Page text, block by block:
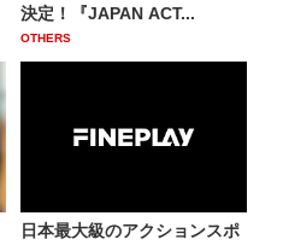
決定！『JAPAN ACT...
OTHERS
日本最大級のアクションスポ